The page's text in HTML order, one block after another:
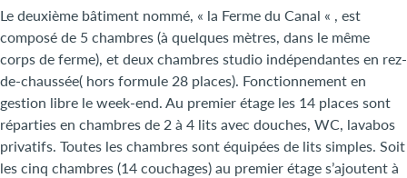
Le deuxième bâtiment nommé, « la Ferme du Canal « , est
composé de 5 chambres (à quelques mètres, dans le même
corps de ferme), et deux chambres studio indépendantes en rez-
de-chaussée( hors formule 28 places). Fonctionnement en
gestion libre le week-end. Au premier étage les 14 places sont
réparties en chambres de 2 à 4 lits avec douches, WC, lavabos
privatifs. Toutes les chambres sont équipées de lits simples. Soit
les cinq chambres (14 couchages) au premier étage s’ajoutent à